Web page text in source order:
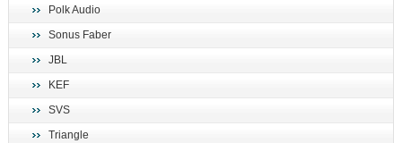
Polk Audio
Sonus Faber
JBL
KEF
SVS
Triangle